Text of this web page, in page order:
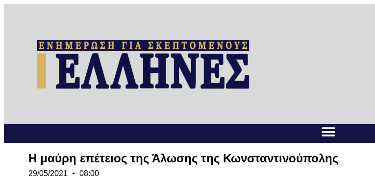
Η μαύρη επέτειος της Άλωσης της Κωνσταντινούπολης
29/05/2021 08:00